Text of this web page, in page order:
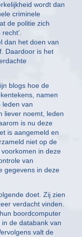
wordt dan
criminele
de politie zich
dan het doen van
Daardoor is het
blogs hoe de
namen
leden van
liever noemt, leden
is nu deze
is aangemeld en
niet op de
in deze
van
gegevens in deze
doet. Zij zien
verdacht vinden.
boordcomputer
de databank van
valt de